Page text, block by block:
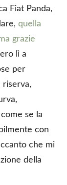
Fiat Panda,
quella
grazie
lì a
per
riserva,
se la
con
che mi
della